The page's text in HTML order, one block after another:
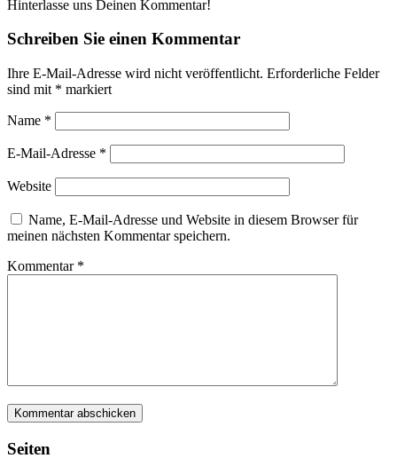
Hinterlasse uns Deinen Kommentar!
Schreiben Sie einen Kommentar
Ihre E-Mail-Adresse wird nicht veröffentlicht. Erforderliche Felder
sind mit * markiert
Name *
E-Mail-Adresse *
Website
Name, E-Mail-Adresse und Website in diesem Browser für
meinen nächsten Kommentar speichern.
Kommentar *
Seiten